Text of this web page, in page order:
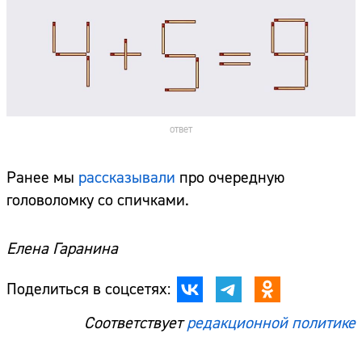
ответ
Ранее мы рассказывали про очередную
головоломку со спичками.
Елена Гаранина
Поделиться в соцсетях:
Соответствуетредакционной политике